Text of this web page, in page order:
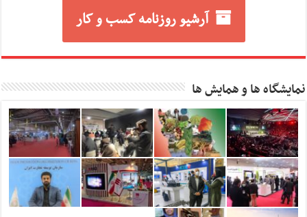
آرشیو روزنامه کسب و کار
نمایشگاه ها و همایش ها